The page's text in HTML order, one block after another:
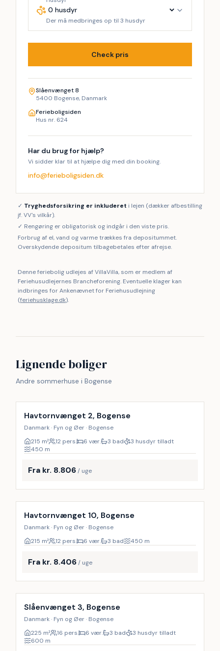
Der må medbringes op til 3 husdyr
Check pris
Slåenvænget 8
5400 Bogense, Danmark
Ferieboligsiden
Hus nr. 624
Har du brug for hjælp?
Vi sidder klar til at hjælpe dig med din booking.
info@ferieboligsiden.dk
✓ Tryghedsforsikring er inkluderet i lejen (dækker afbestilling
jf. VV's vilkår).
✓ Rengøring er obligatorisk og indgår i den viste pris.
Forbrug af el, vand og varme trækkes fra depositummet.
Overskydende depositum tilbagebetales efter afrejse.
Denne feriebolig udlejes af VillaVilla, som er medlem af
Feriehusudlejernes Brancheforening. Eventuelle klager kan
indbringes for Ankenævnet for Feriehusudlejning
(feriehusklage.dk).
Lignende boliger
Andre sommerhuse i Bogense
Havtornvænget 2, Bogense
Danmark · Fyn og Øer · Bogense
215 m² 12 pers. 6 vær. 3 bad
3 husdyr tilladt
450 m
Fra kr. 8.806/ uge
Inkl. rengøring
Havtornvænget 10, Bogense
Danmark · Fyn og Øer · Bogense
215 m² 12 pers. 6 vær. 3 bad 450 m
Fra kr. 8.406/ uge
Inkl. rengøring
Slåenvænget 3, Bogense
Danmark · Fyn og Øer · Bogense
225 m² 16 pers. 6 vær. 3 bad
3 husdyr tilladt
600 m